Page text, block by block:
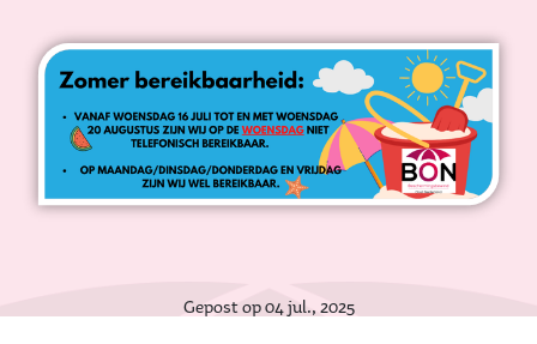
Gepost op 04 jul., 2025